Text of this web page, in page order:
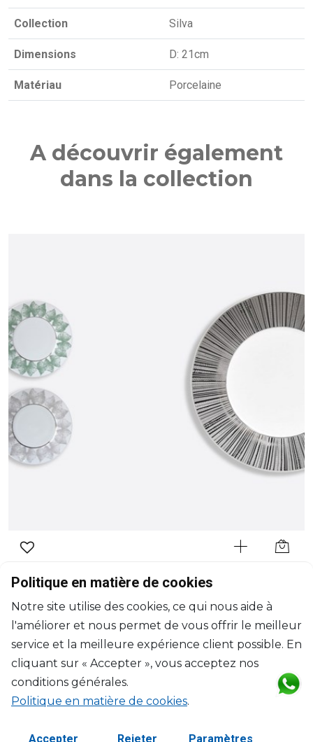
Collection Silva
Dimensions D: 21cm
Matériau Porcelaine
A découvrir également
dans la collection
BERNARDAUD
Assiette plate platine
D: 31cm
$264
Politique en matière de cookies
Notre site utilise des cookies, ce qui nous aide à
l'améliorer et nous permet de vous offrir le meilleur
service et la meilleure expérience client possible. En
cliquant sur « Accepter », vous acceptez nos
conditions générales.
Politique en matière de cookies.
Accepter Rejeter Paramètres